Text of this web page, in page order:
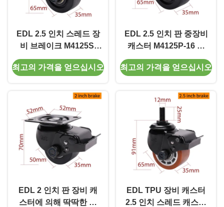
EDL 2.5 인치 스레드 장
비 브레이크 M4125S-
16 300Kg 도로
최고의 가격을 얻으십시오
EDL 2.5 인치 판 중장비
캐스터 M4125P-16 딱
딱한 스위브 브레이크
유형
최고의 가격을 얻으십시오
EDL 2 인치 판 장비 캐
스터에 의해 딱딱한 회
EDL TPU 장비 캐스터
2.5 인치 스레드 캐스터